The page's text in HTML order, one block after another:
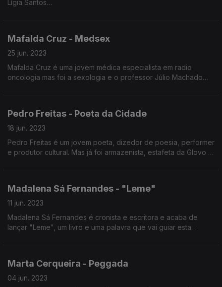
Lígia Santos
Lisboa e voltou à Beira Alta para se dedicar à produção de
vinho
Lígia estudou Direito e exerceu advocacia até 2014
Em 2014 despediu-se da Abreu Advogados para abraçar uma
O que separa uma enóloga de uma produtora de vinhos?
alterações climáticas
Não se esqueça de beber com moderação: o vinho é para
prova.
Mafalda Cruz - Medsex
25 jun. 2023
Mafalda Cruz é uma jovem médica especialista em radio
oncologia mas foi a sexologia e o professor Júlio Machado
Pedro Freitas - Poeta da Cidade
18 jun. 2023
Pedro Freitas é um jovem poeta, dizedor de poesia, performer
e produtor cultural. Mas já foi armazenista, estafeta da Glovo e
Madalena Sá Fernandes - "Leme"
11 jun. 2023
Madalena Sá Fernandes é cronista e escritora e acaba de
lançar "Leme", um livro e uma palavra que vai guiar esta
Marta Cerqueira - Peggada
04 jun. 2023